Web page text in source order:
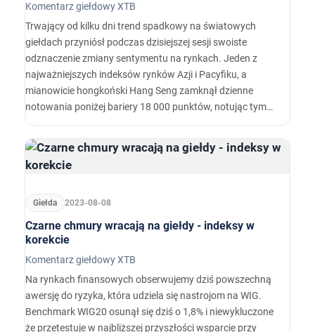
Komentarz giełdowy XTB
Trwający od kilku dni trend spadkowy na światowych
giełdach przyniósł podczas dzisiejszej sesji swoiste
odznaczenie zmiany sentymentu na rynkach. Jeden z
najważniejszych indeksów rynków Azji i Pacyfiku, a
mianowicie hongkoński Hang Seng zamknął dzienne
notowania poniżej bariery 18 000 punktów, notując tym
roku.…
Giełda 2023-08-08
Czarne chmury wracają na giełdy - indeksy w
korekcie
Komentarz giełdowy XTB
Na rynkach finansowych obserwujemy dziś powszechną
awersję do ryzyka, która udziela się nastrojom na WIG.
Benchmark WIG20 osunął się dziś o 1,8% i niewykluczone
że przetestuje w najbliższej przyszłości wsparcie przy